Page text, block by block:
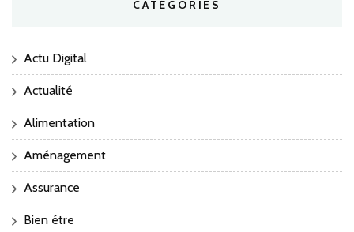
CATÉGORIES
Actu Digital
Actualité
Alimentation
Aménagement
Assurance
Bien étre